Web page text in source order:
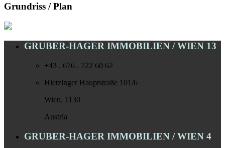
Grundriss / Plan
GRUBER-HAGER IMMOBILIEN / WIEN 13
+43 . 676 . 722 60 62
Hietzinger Hauptstraße 101/6
Wien, 1130
Austria
GRUBER-HAGER IMMOBILIEN / WIEN 4